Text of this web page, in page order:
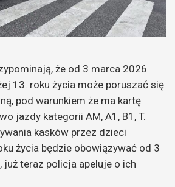
że od 3 marca 2026
13. roku życia może poruszać się
pod warunkiem że ma kartę
jazdy kategorii AM, A1, B1, T.
kasków przez dzieci
życia będzie obowiązywać od 3
już teraz policja apeluje o ich